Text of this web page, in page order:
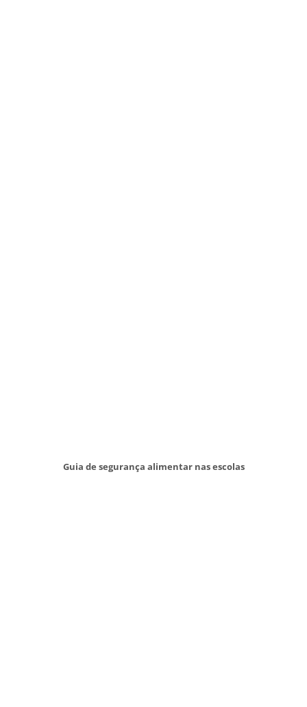
Guia de segurança alimentar nas escolas